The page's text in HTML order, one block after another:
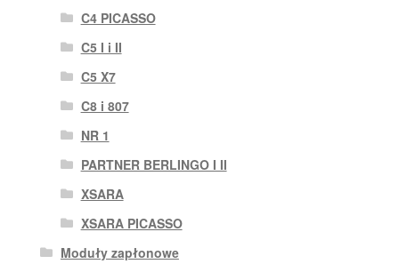
C4 PICASSO
C5 I i II
C5 X7
C8 i 807
NR 1
PARTNER BERLINGO I II
XSARA
XSARA PICASSO
Moduły zapłonowe